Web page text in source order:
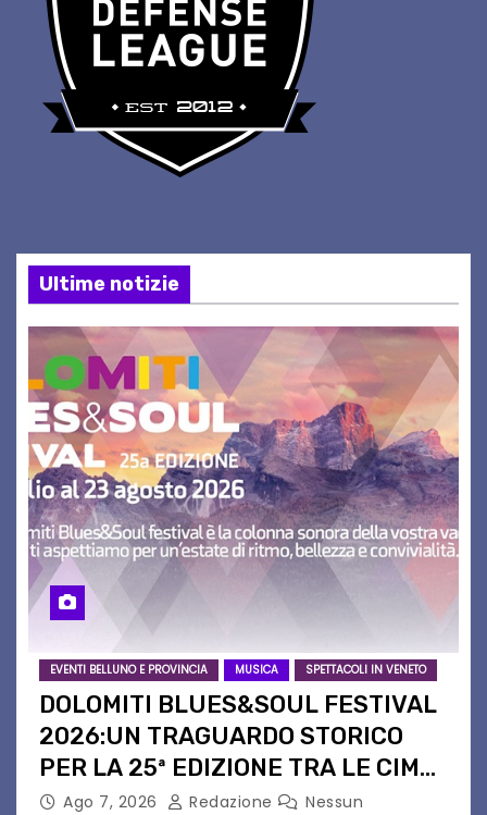
Ultime notizie
EVENTI BELLUNO E PROVINCIA MUSICA SPETTACOLI IN VENETO
DOLOMITI BLUES&SOUL FESTIVAL
2026:UN TRAGUARDO STORICO
PER LA 25ª EDIZIONE TRA LE CIME
PATRIMONIO UNESCO
Ago 7, 2026 Redazione
Nessun